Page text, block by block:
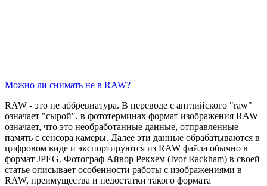
Можно ли снимать не в RAW?
RAW - это не аббревиатура. В переводе с английского "raw"
означает "сырой", в фототерминах формат изображения RAW
означает, что это необработанные данные, отправленные
память с сенсора камеры. Далее эти данные обрабатываются в
цифровом виде и экспортируются из RAW файла обычно в
формат JPEG. Фотограф Айвор Рекхем (Ivor Rackham) в своей
статье описывает особенности работы с изображениями в
RAW, преимущества и недостатки такого формата